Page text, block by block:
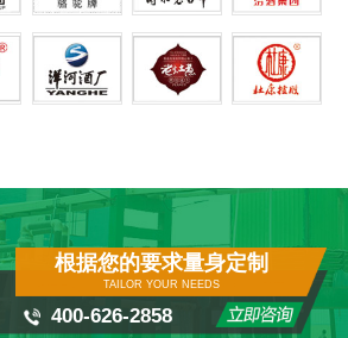
根据您的要求量身定制
TAILOR YOUR NEEDS
400-626-2858